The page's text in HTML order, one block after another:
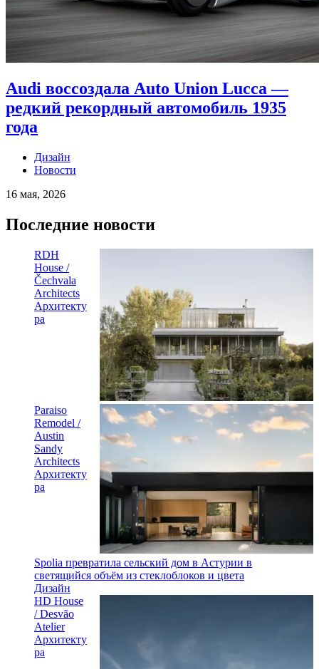
Audi воссоздала Auto Union Lucca —
редкий рекордный автомобиль 1935
года
Дизайн
Новости
16 мая, 2026
Последние новости
RDH
House /
Čechvala
Architects
Архитекту
ра
Paraiso
Remodel /
Austin
Sandy
Architects
Архитекту
ра
Spolia превратила сельский дом в Астурии в
светящийся объём из стеклоблоков и цвета
Дизайн
HD House
/ Desvão
Atelier
Архитекту
ра